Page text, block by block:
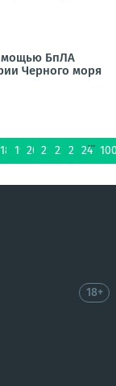
БпЛА
Черного моря
18 19 20 21 22 23 24
...
18+